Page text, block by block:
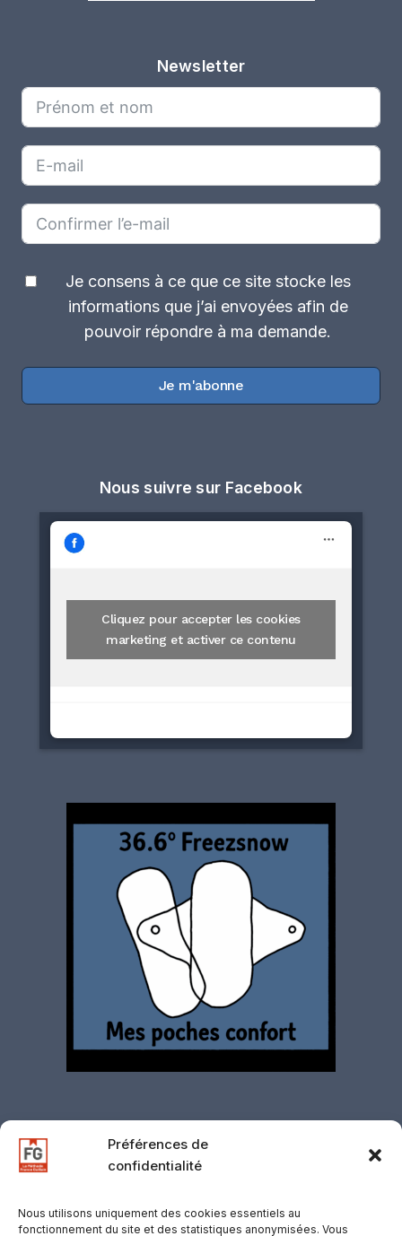
Préférences de
confidentialité
Nous utilisons uniquement des cookies essentiels au
fonctionnement du site et des statistiques anonymisées. Vous
Newsletter
Je consens à ce que ce site stocke les
informations que j’ai envoyées afin de
pouvoir répondre à ma demande.
Je m'abonne
Nous suivre sur Facebook
Cliquez pour accepter les cookies
marketing et activer ce contenu
confidentialité·CGV·CGU·Gestion des